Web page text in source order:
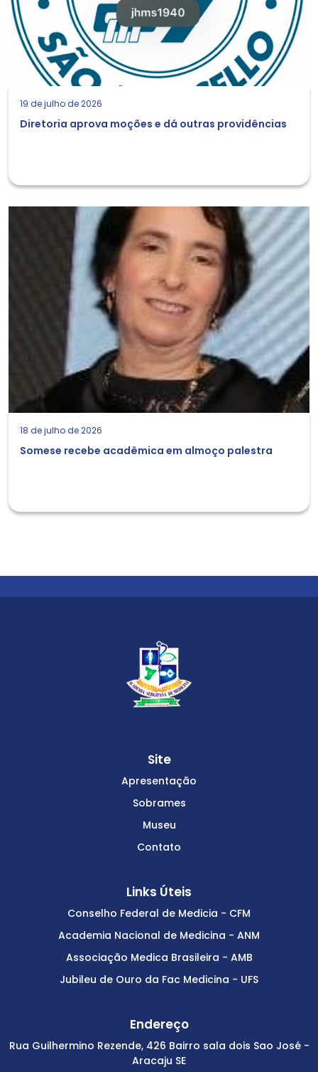
19 de julho de 2026
Diretoria aprova moções e dá outras providências
18 de julho de 2026
Somese recebe acadêmica em almoço palestra
Site
Apresentação
Sobrames
Museu
Contato
Links Úteis
Conselho Federal de Medicia - CFM
Academia Nacional de Medicina - ANM
Associação Medica Brasileira - AMB
Jubileu de Ouro da Fac Medicina - UFS
Endereço
Rua Guilhermino Rezende, 426 Bairro sala dois Sao José -
Aracaju SE